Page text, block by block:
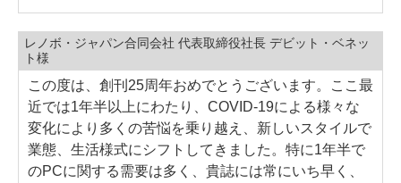
レノボ・ジャパン合同会社 代表取締役社長 デビット・ベネッ
ト様
この度は、創刊25周年おめでとうございます。ここ最
近では1年半以上にわたり、COVID-19による様々な
変化により多くの苦悩を乗り越え、新しいスタイルで
業態、生活様式にシフトしてきました。特に1年半で
のPCに関する需要は多く、貴誌には常にいち早く、